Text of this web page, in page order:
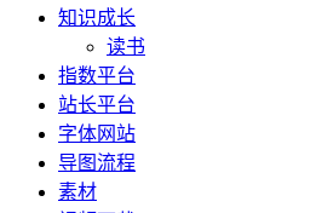
知识成长
读书
指数平台
站长平台
字体网站
导图流程
素材